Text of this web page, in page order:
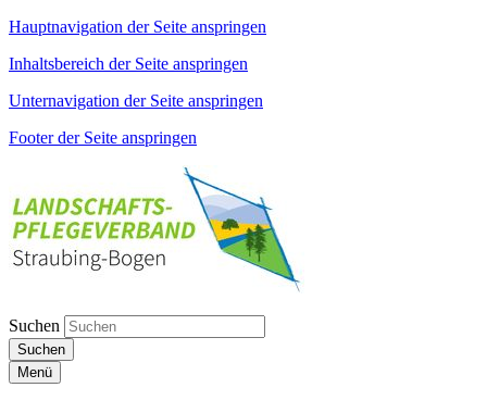
Hauptnavigation der Seite anspringen
Inhaltsbereich der Seite anspringen
Unternavigation der Seite anspringen
Footer der Seite anspringen
Suchen
Suchen
Menü